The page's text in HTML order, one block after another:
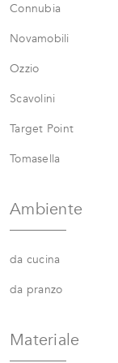
Connubia
Novamobili
Ozzio
Scavolini
Target Point
Tomasella
Ambiente
da cucina
da pranzo
Materiale